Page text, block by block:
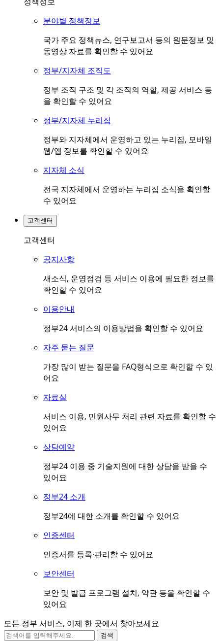
분야별 정책정보
국가 주요 정책뉴스, 연구보고서 등의 원문정보 및
동영상 자료를 확인할 수 있어요
정부/지자체 조직도
정부 조직 구조 및 각 조직의 역할, 제공 서비스 등
을 확인할 수 있어요
정부/지자체 누리집
정부와 지자체에서 운영하고 있는 누리집, 모바일
웹/앱 정보를 확인할 수 있어요
지자체 소식
전국 지자체에서 운영하는 누리집 소식을 확인할
수 있어요
고객센터
고객센터
공지사항
새소식, 운영점검 등 서비스 이용에 필요한 정보를
확인할 수 있어요
이용안내
정부24 서비스의 이용방법을 확인할 수 있어요
자주 묻는 질문
가장 많이 받는 질문을 FAQ형식으로 확인할 수 있
어요
자료실
서비스 이용, 민원사무 처리 관련 자료를 확인할 수
있어요
상담예약
정부24 이용 중 기술지원에 대한 상담을 받을 수
있어요
정부24 소개
정부24에 대한 소개를 확인할 수 있어요
인증센터
인증서를 등록·관리할 수 있어요
보안센터
보안 및 발급 프로그램 설치, 약관 등을 확인할 수
있어요
모든 정부 서비스, 이제 한 곳에서 찾아보세요
검색